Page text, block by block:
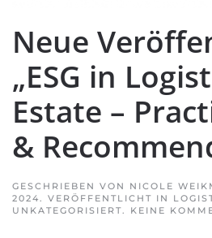
Neue
„ESG in
Estate –
&
GESCHRIEBEN VON NICOLE
2024. VERÖFFENTLICHT IN
UNKATEGORISIERT. KEINE